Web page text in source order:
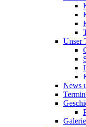
Unser
News
Galerie